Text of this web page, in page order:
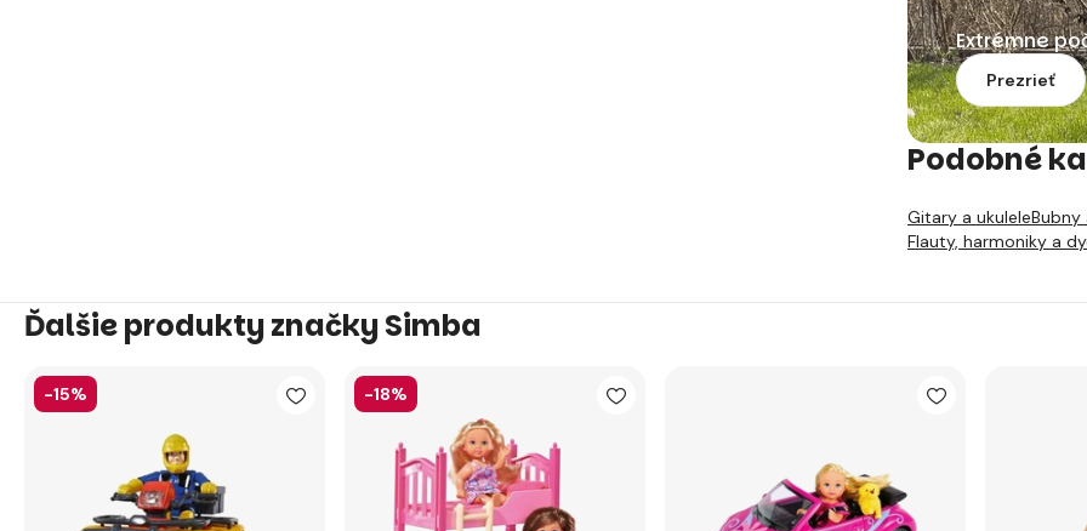
Extrémne
Prezrieť
Podobné
Gitary a ukuleleBubny
Flauty, harmoniky a
Ďalšie produkty značky Simba
-15% -18%